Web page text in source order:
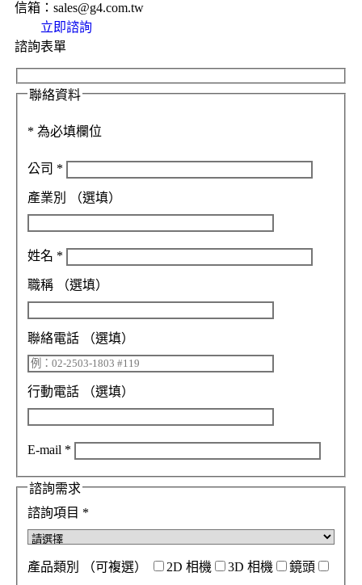
信箱：sales@g4.com.tw
立即諮詢
諮詢表單
聯絡資料
* 為必填欄位
公司 *
產業別 （選填）
姓名 *
職稱 （選填）
聯絡電話 （選填）
行動電話 （選填）
E-mail *
諮詢需求
諮詢項目 *
產品類別 （可複選） 2D 相機 3D 相機
鏡頭